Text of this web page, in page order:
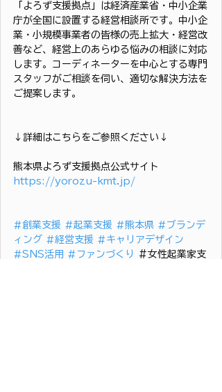
「よろず支援拠点」は経済産業省・中小企業
庁が全国に設置する経営相談所です。中小企
業・小規模事業者の皆様の売上拡大・経営改
善など、経営上のあらゆる悩みの相談に対応
します。コーディネーターを中心とする専門
スタッフがご相談を伺い、適切な解決方法を
ご提案します。
↓詳細はこちらをご参照ください↓
熊本県よろず支援拠点公式サイト
https://yorozu-kmt.jp/
#創業支援 #起業支援 #熊本県 #ブランデ
ィング #経営支援 #キャリアデザイン
#SNS活用 #ファンづくり
＃女性起業家支